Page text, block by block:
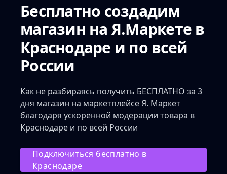
Бесплатно создадим
магазин на Я.Маркете в
Краснодаре и по всей
России
Как не разбираясь получить БЕСПЛАТНО за 3
дня магазин на маркетплейсе Я. Маркет
благодаря ускоренной модерации товара в
Краснодаре и по всей России
Подключиться бесплатно в
Краснодаре